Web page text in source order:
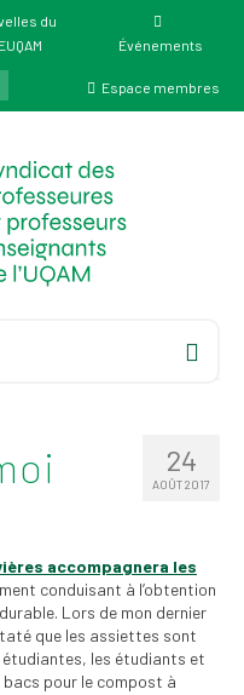
du
Événements
Espace membres
des comités
et
24
AOÛT 2017
accompagnera les
conduisant à l’obtention
Lors de mon dernier
que les assiettes sont
étudiantes, les étudiants et
pour le compost à